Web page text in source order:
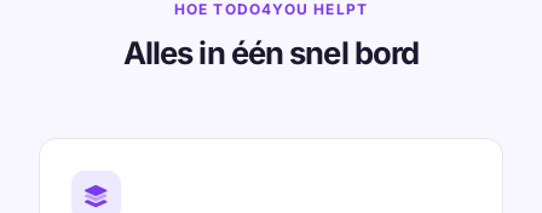
HOE TODO4YOU HELPT
Alles in één snel bord